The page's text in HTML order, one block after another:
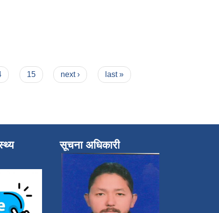
15 next › last »
सूचना अधिकारी